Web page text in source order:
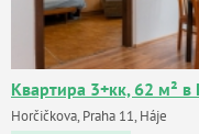
Квартира 3+кк, 62 м² в
Horčičkova, Praha 11, Háje